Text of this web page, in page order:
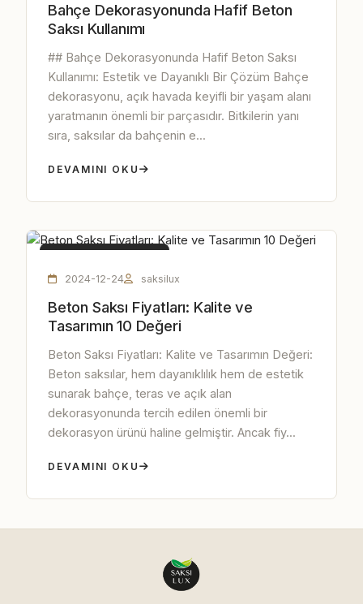
Bahçe Dekorasyonunda Hafif Beton
Saksı Kullanımı
## Bahçe Dekorasyonunda Hafif Beton Saksı
Kullanımı: Estetik ve Dayanıklı Bir Çözüm Bahçe
dekorasyonu, açık havada keyifli bir yaşam alanı
yaratmanın önemli bir parçasıdır. Bitkilerin yanı
sıra, saksılar da bahçenin e...
DEVAMINI OKU
2024-12-24 saksilux
Beton Saksı Fiyatları: Kalite ve
Tasarımın 10 Değeri
Beton Saksı Fiyatları: Kalite ve Tasarımın Değeri:
Beton saksılar, hem dayanıklılık hem de estetik
sunarak bahçe, teras ve açık alan
dekorasyonunda tercih edilen önemli bir
dekorasyon ürünü haline gelmiştir. Ancak fiy...
DEVAMINI OKU